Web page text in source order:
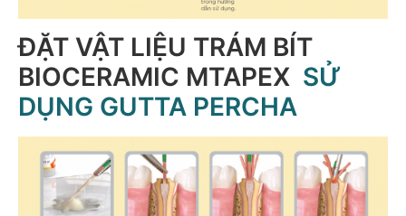
ĐẶT VẬT LIỆU TRÁM BÍT
BIOCERAMIC MTAPEX SỬ
DỤNG GUTTA PERCHA